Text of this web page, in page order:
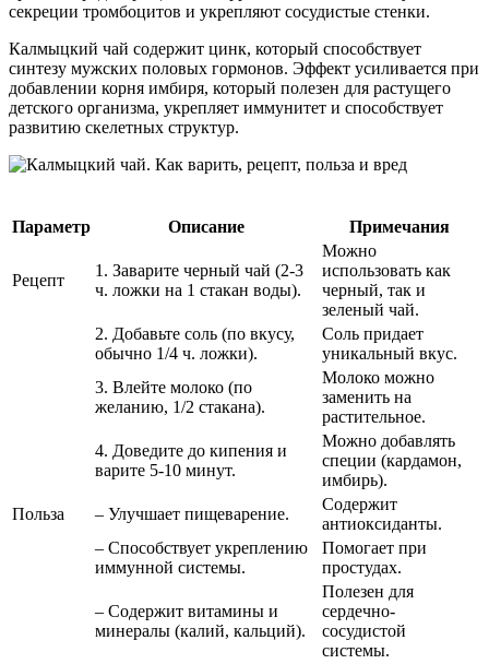
секреции тромбоцитов и укрепляют сосудистые стенки.
Калмыцкий чай содержит цинк, который способствует
синтезу мужских половых гормонов. Эффект усиливается при
добавлении корня имбиря, который полезен для растущего
детского организма, укрепляет иммунитет и способствует
развитию скелетных структур.
Параметр Описание Примечания
Рецепт
1. Заварите черный чай (2-3
ч. ложки на 1 стакан воды).
Можно
использовать как
черный, так и
зеленый чай.
2. Добавьте соль (по вкусу,
обычно 1/4 ч. ложки).
Соль придает
уникальный вкус.
3. Влейте молоко (по
желанию, 1/2 стакана).
Молоко можно
заменить на
растительное.
4. Доведите до кипения и
варите 5-10 минут.
Можно добавлять
специи (кардамон,
имбирь).
Польза
– Улучшает пищеварение.
Содержит
антиоксиданты.
– Способствует укреплению
иммунной системы.
Помогает при
простудах.
– Содержит витамины и
минералы (калий, кальций).
Полезен для
сердечно-
сосудистой
системы.